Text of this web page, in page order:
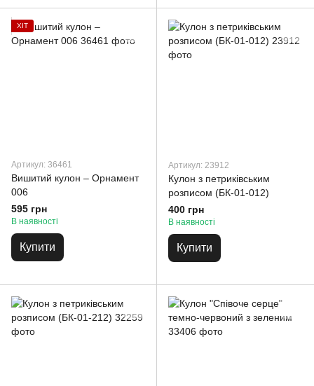
ХІТ
Артикул: 36461
Вишитий кулон – Орнамент
006
595 грн
В наявності
Купити
Артикул: 23912
Кулон з петриківським
розписом (БК-01-012)
400 грн
В наявності
Купити